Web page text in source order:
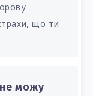
що ти
можу